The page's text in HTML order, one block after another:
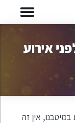
אירוע
אין זה